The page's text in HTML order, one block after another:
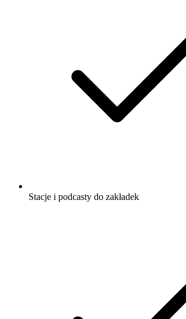
Stacje i podcasty do zakładek